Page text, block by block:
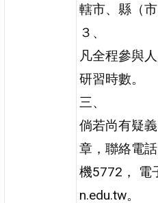
轄市、縣（
３、
凡全程參與
研習時數。
三、
倘若尚有疑
章，聯絡電
機5772， 電
n.edu.tw。